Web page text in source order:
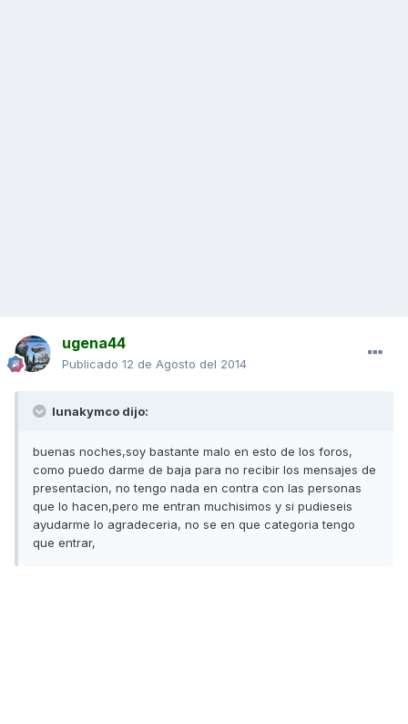
ugena44
Publicado 12 de Agosto del 2014
lunakymco dijo:
buenas noches,soy bastante malo en esto de los foros,
como puedo darme de baja para no recibir los mensajes de
presentacion, no tengo nada en contra con las personas
que lo hacen,pero me entran muchisimos y si pudieseis
ayudarme lo agradeceria, no se en que categoria tengo
que entrar,